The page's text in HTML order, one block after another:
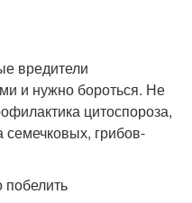
вредители
и нужно бороться. Не
цитоспороза,
семечковых, грибов-